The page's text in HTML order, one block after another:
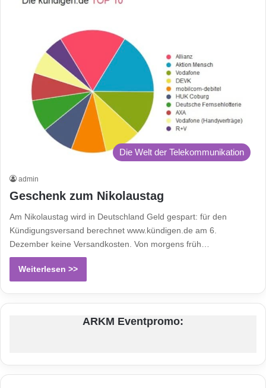
Die Welt der Telekommunikation
admin
Geschenk zum Nikolaustag
Am Nikolaustag wird in Deutschland Geld gespart: für den
Kündigungsversand berechnet www.kündigen.de am 6.
Dezember keine Versandkosten. Von morgens früh…
Weiterlesen >>
ARKM Eventpromo: